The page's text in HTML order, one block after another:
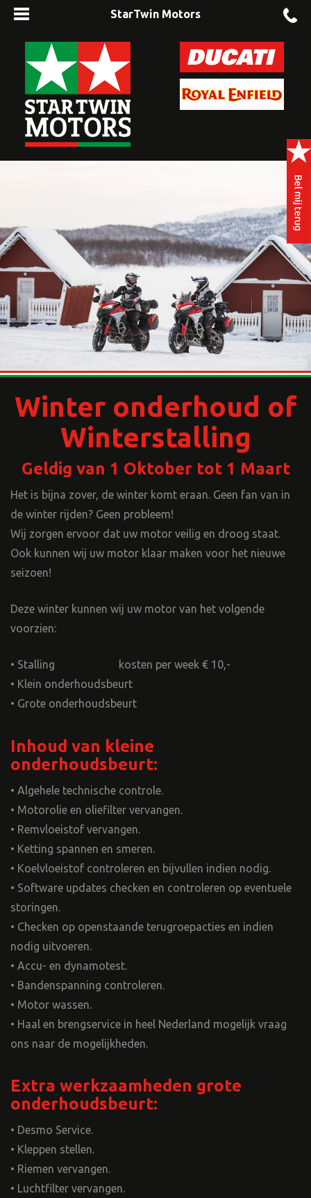
StarTwin Motors
Winter onderhoud of
Winterstalling
Geldig van 1 Oktober tot 1 Maart
Het is bijna zover, de winter komt eraan. Geen fan van in
de winter rijden? Geen probleem!
Wij zorgen ervoor dat uw motor veilig en droog staat.
Ook kunnen wij uw motor klaar maken voor het nieuwe
seizoen!
Deze winter kunnen wij uw motor van het volgende
voorzien:
• Stalling kosten per week € 10,-
• Klein onderhoudsbeurt
• Grote onderhoudsbeurt
Inhoud van kleine
onderhoudsbeurt:
• Algehele technische controle.
• Motorolie en oliefilter vervangen.
• Remvloeistof vervangen.
• Ketting spannen en smeren.
• Koelvloeistof controleren en bijvullen indien nodig.
• Software updates checken en controleren op eventuele
storingen.
• Checken op openstaande terugroepacties en indien
nodig uitvoeren.
• Accu- en dynamotest.
• Bandenspanning controleren.
• Motor wassen.
• Haal en brengservice in heel Nederland mogelijk vraag
ons naar de mogelijkheden.
Extra werkzaamheden grote
onderhoudsbeurt:
• Desmo Service.
• Kleppen stellen.
• Riemen vervangen.
• Luchtfilter vervangen.